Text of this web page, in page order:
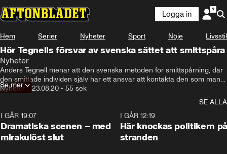
Logga in
Hem Serier Nyheter Sport Nöje Livsstil
Hör Tegnells försvar av svenska sättet att smittspåra
Nyheter
Anders Tegnell menar att den svenska metoden för smittspårning, där
den smittade individen själv har ett ansvar att kontakta den som man
varit i kontakt med, fungerar bra.
Nyheter• 23.08.20 • 55 sek
Se mer
SE ALLA
I GÅR 19:07
Dramatiska scenen – med
mirakulöst slut
I GÅR 12:19
Här knockas politikern på
stranden